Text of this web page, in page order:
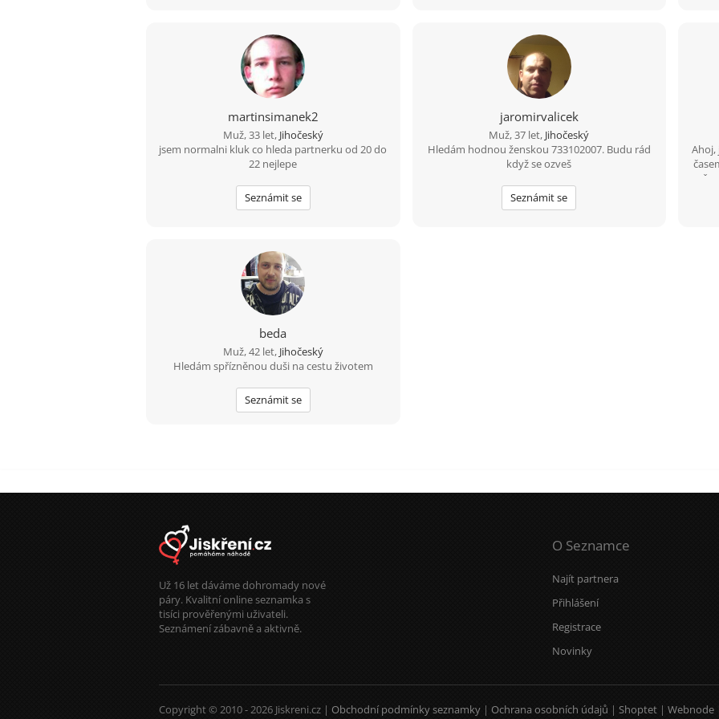
je
po
martinsimanek2
Muž, 33 let, Jihočeský
jsem normalni kluk co hleda partnerku od 20 do
22 nejlepe
Seznámit se
jaromirvalicek
Muž, 37 let, Jihočeský
Hledám hodnou ženskou 733102007. Budu rád
když se ozveš
Seznámit se
Ahoj,
už
beda
Muž, 42 let, Jihočeský
Hledám spřízněnou duši na cestu životem
Seznámit se
Už 16 let dáváme dohromady nové
páry. Kvalitní online seznamka s
tisíci prověřenými uživateli.
Seznámení zábavně a aktivně.
O Seznamce
Najít partnera
Přihlášení
Registrace
Novinky
Copyright © 2010 - 2026 Jiskreni.cz | Obchodní podmínky seznamky | Ochrana osobních údajů | Shoptet | Webnode